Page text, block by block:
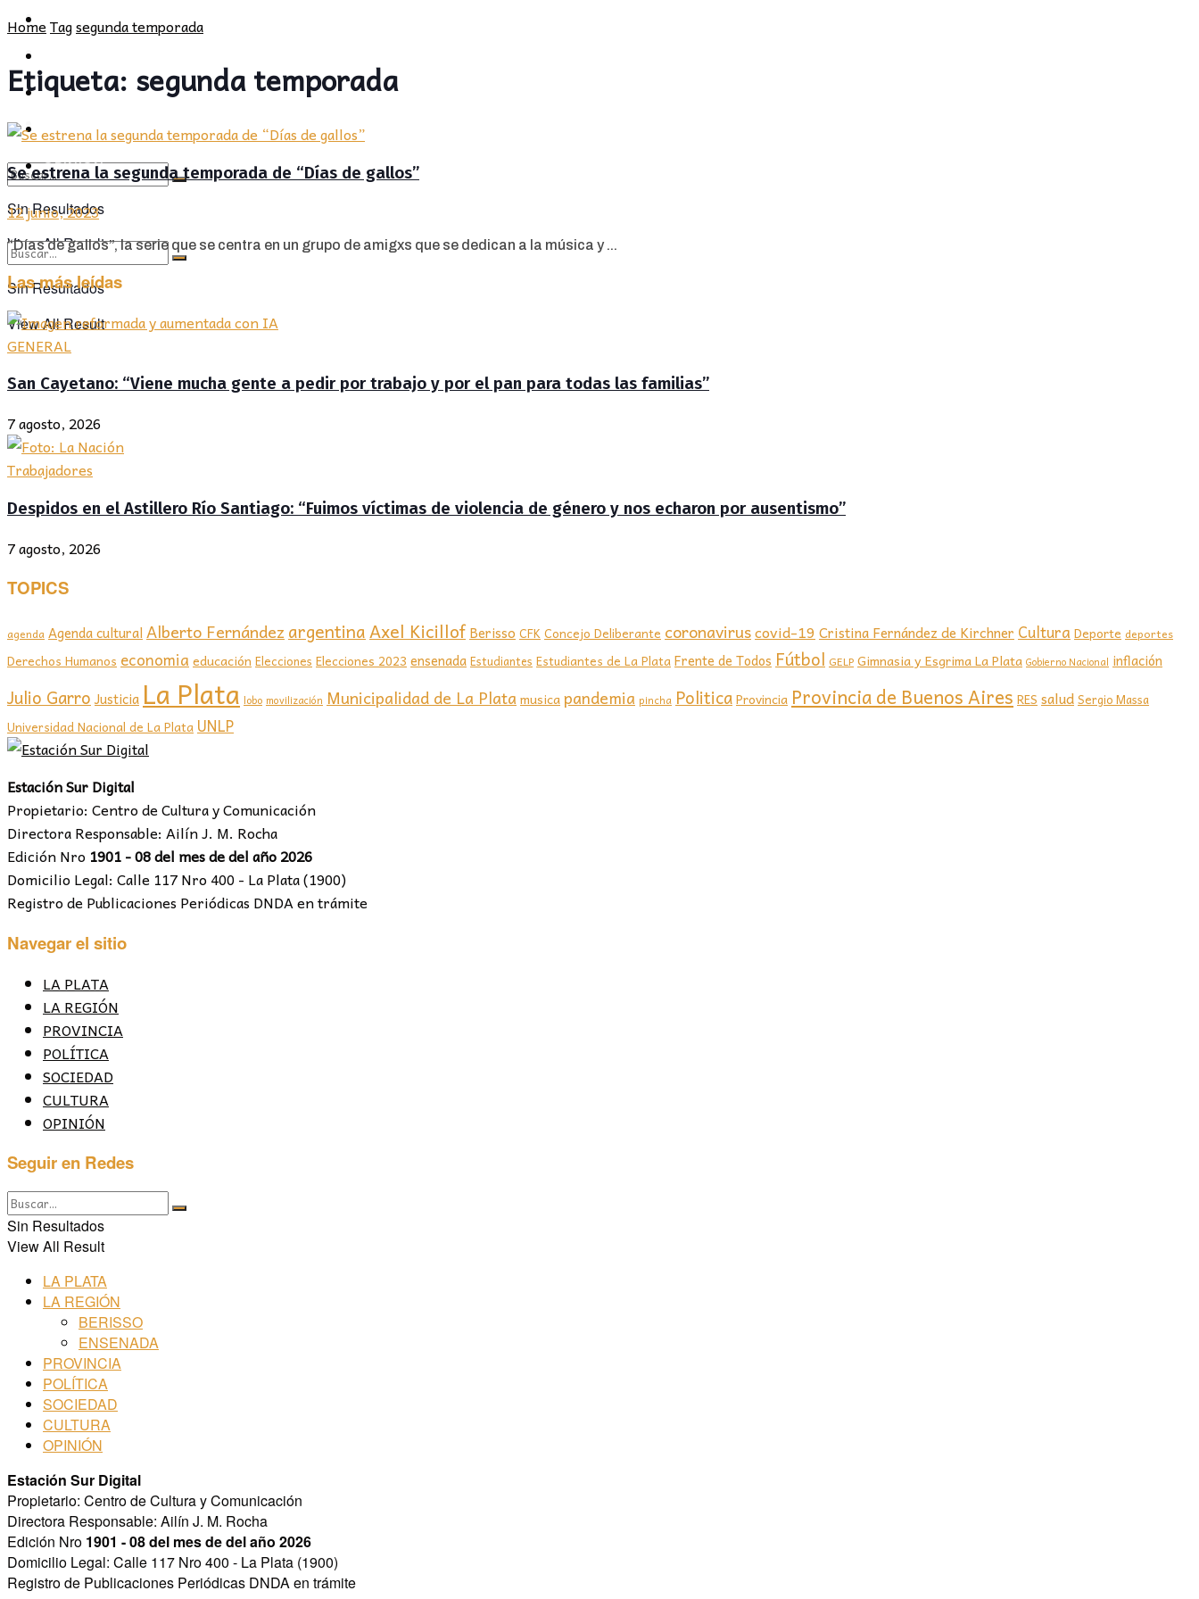
CULTURA
Sin Resultados
View All Result
PROVINCIA
SOCIEDAD
CULTURA
OPINIÓN
Sin Resultados
View All Result
HomeTagsegunda temporada
Etiqueta: segunda temporada
Se estrena la segunda temporada de “Días de gallos”
12 junio, 2023
“Días de gallos”, la serie que se centra en un grupo de amigxs que se dedican a la música y ...
Las más leídas
GENERAL
San Cayetano: “Viene mucha gente a pedir por trabajo y por el pan para todas las familias”
7 agosto, 2026
Trabajadores
Despidos en el Astillero Río Santiago: “Fuimos víctimas de violencia de género y nos echaron por ausentismo”
7 agosto, 2026
TOPICS
agenda Agenda culturalAlberto Fernández argentinaAxel Kicillof Berisso CFKConcejo Deliberante coronaviruscovid-19 Cristina Fernández de Kirchner Cultura Deporte deportes
Derechos Humanos economia educación Elecciones Elecciones 2023 ensenada Estudiantes Estudiantes de La PlataFrente de Todos Fútbol GELP Gimnasia y Esgrima La Plata Gobierno Nacional inflación
Julio Garro Justicia La Plata lobo movilización Municipalidad de La Plata musicapandemia pincha PoliticaProvincia Provincia de Buenos Aires RES saludSergio Massa
Universidad Nacional de La Plata UNLP
Estación Sur Digital
Propietario: Centro de Cultura y Comunicación
Directora Responsable: Ailín J. M. Rocha
Edición Nro 1901 - 08 del mes de del año 2026
Domicilio Legal: Calle 117 Nro 400 - La Plata (1900)
Registro de Publicaciones Periódicas DNDA en trámite
Navegar el sitio
LA PLATA
LA REGIÓN
PROVINCIA
POLÍTICA
SOCIEDAD
CULTURA
OPINIÓN
Seguir en Redes
Sin Resultados
View All Result
LA PLATA
LA REGIÓN
BERISSO
ENSENADA
PROVINCIA
POLÍTICA
SOCIEDAD
CULTURA
OPINIÓN
Estación Sur Digital
Propietario: Centro de Cultura y Comunicación
Directora Responsable: Ailín J. M. Rocha
Edición Nro 1901 - 08 del mes de del año 2026
Domicilio Legal: Calle 117 Nro 400 - La Plata (1900)
Registro de Publicaciones Periódicas DNDA en trámite